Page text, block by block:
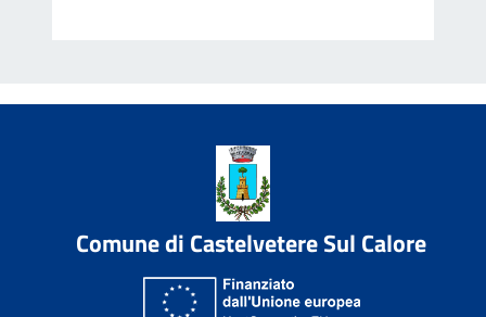
Comune di Castelvetere Sul Calore